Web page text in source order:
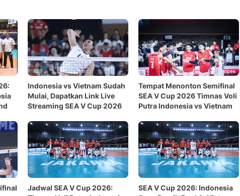
Indonesia vs Vietnam Sudah
Mulai, Dapatkan Link Live
Streaming SEA V Cup 2026
Tempat Menonton Semifinal
SEA V Cup 2026 Timnas Voli
Putra Indonesia vs Vietnam
Jadwal SEA V Cup 2026:
SEA V Cup 2026: Indonesia